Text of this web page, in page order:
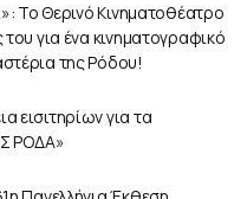
Το Θερινό Κινηματοθέατρο
για ένα κινηματογραφικό
της Ρόδου!
εισιτηρίων για τα
ΡΟΔΑ»